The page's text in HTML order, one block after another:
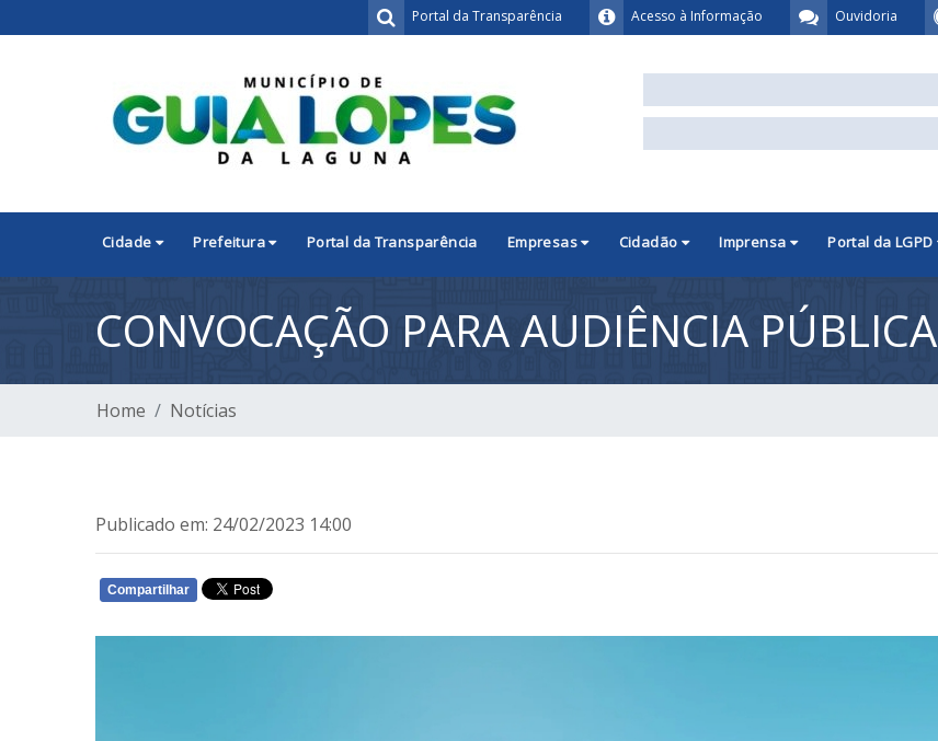
Ouvidoria
Acesso à Informação
Portal da Transparência
Cidade Prefeitura Portal da Transparência Empresas Cidadão Imprensa Portal da LGPD
CONVOCAÇÃO PARA AUDIÊNCIA PÚBLICA
Home Notícias
Publicado em: 24/02/2023 14:00
Compartilhar